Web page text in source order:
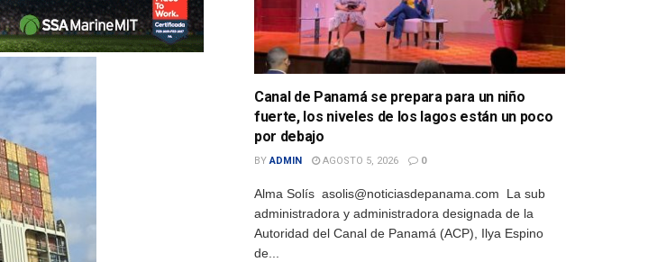
Canal de Panamá se prepara para un niño
fuerte, los niveles de los lagos están un poco
por debajo
BY ADMIN AGOSTO 5, 2026 0
Alma Solís asolis@noticiasdepanama.com La sub
administradora y administradora designada de la
Autoridad del Canal de Panamá (ACP), Ilya Espino
de...